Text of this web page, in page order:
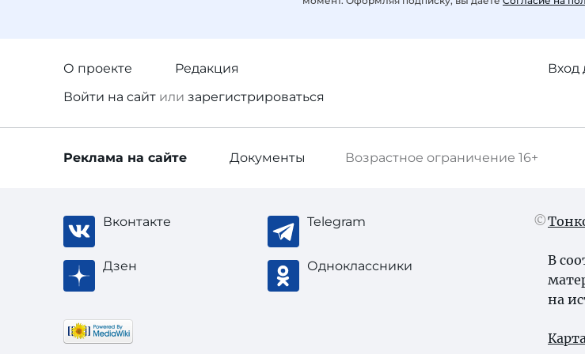
О проекте
Редакция
Войти на сайт или зарегистрироваться
Вход
Возрастное ограничение 16+
Реклама на сайте Документы
Вконтакте Telegram
Дзен Одноклассники В
на